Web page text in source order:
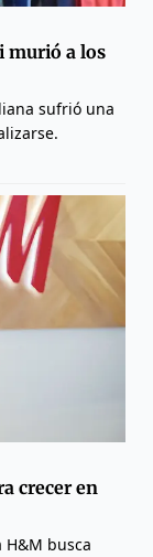
murió a los
sufrió una
crecer en
busca